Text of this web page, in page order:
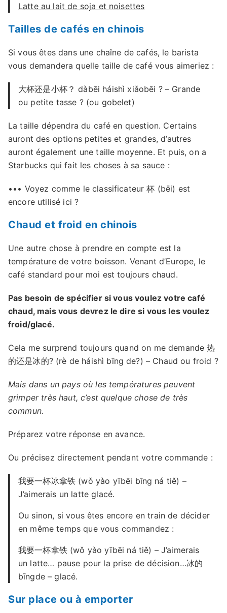
Latte au lait de soja et noisettes
Tailles de cafés en chinois
Si vous êtes dans une chaîne de cafés, le barista
vous demandera quelle taille de café vous aimeriez :
大杯还是小杯？ dàbēi háishì xiǎobēi ? – Grande
ou petite tasse ? (ou gobelet)
La taille dépendra du café en question. Certains
auront des options petites et grandes, d’autres
auront également une taille moyenne. Et puis, on a
Starbucks qui fait les choses à sa sauce :
••• Voyez comme le classificateur 杯 (bēi) est
encore utilisé ici ?
Chaud et froid en chinois
Une autre chose à prendre en compte est la
température de votre boisson. Venant d’Europe, le
café standard pour moi est toujours chaud.
Pas besoin de spécifier si vous voulez votre café
chaud, mais vous devrez le dire si vous les voulez
froid/glacé.
Cela me surprend toujours quand on me demande 热
的还是冰的? (rè de háishì bīng de?) – Chaud ou froid ?
Mais dans un pays où les températures peuvent
grimper très haut, c’est quelque chose de très
commun.
Préparez votre réponse en avance.
Ou précisez directement pendant votre commande :
我要一杯冰拿铁 (wǒ yào yībēi bīng ná tiě) –
J’aimerais un latte glacé.
Ou sinon, si vous êtes encore en train de décider
en même temps que vous commandez :
我要一杯拿铁 (wǒ yào yībēi ná tiě) – J’aimerais
un latte… pause pour la prise de décision…冰的
bīngde – glacé.
Sur place ou à emporter